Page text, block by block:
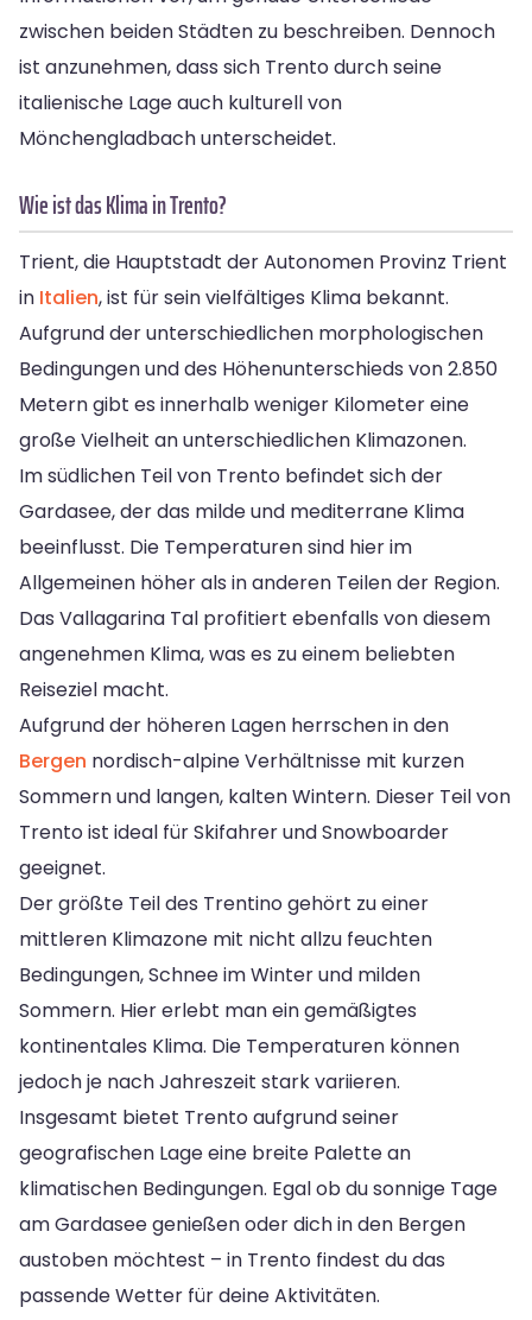
zwischen beiden Städten zu beschreiben. Dennoch
ist anzunehmen, dass sich Trento durch seine
italienische Lage auch kulturell von
Mönchengladbach unterscheidet.
Wie ist das Klima in Trento?
Trient, die Hauptstadt der Autonomen Provinz Trient
in Italien, ist für sein vielfältiges Klima bekannt.
Aufgrund der unterschiedlichen morphologischen
Bedingungen und des Höhenunterschieds von 2.850
Metern gibt es innerhalb weniger Kilometer eine
große Vielheit an unterschiedlichen Klimazonen.
Im südlichen Teil von Trento befindet sich der
Gardasee, der das milde und mediterrane Klima
beeinflusst. Die Temperaturen sind hier im
Allgemeinen höher als in anderen Teilen der Region.
Das Vallagarina Tal profitiert ebenfalls von diesem
angenehmen Klima, was es zu einem beliebten
Reiseziel macht.
Aufgrund der höheren Lagen herrschen in den
Bergen nordisch-alpine Verhältnisse mit kurzen
Sommern und langen, kalten Wintern. Dieser Teil von
Trento ist ideal für Skifahrer und Snowboarder
geeignet.
Der größte Teil des Trentino gehört zu einer
mittleren Klimazone mit nicht allzu feuchten
Bedingungen, Schnee im Winter und milden
Sommern. Hier erlebt man ein gemäßigtes
kontinentales Klima. Die Temperaturen können
jedoch je nach Jahreszeit stark variieren.
Insgesamt bietet Trento aufgrund seiner
geografischen Lage eine breite Palette an
klimatischen Bedingungen. Egal ob du sonnige Tage
am Gardasee genießen oder dich in den Bergen
austoben möchtest – in Trento findest du das
passende Wetter für deine Aktivitäten.